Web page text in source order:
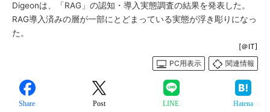
Digeonは、「RAG」の認知・導入実態調査の結果を発表した。
RAG導入済みの層が一部にとどまっている実態が浮き彫りになっ
た。
[＠IT]
PC用表示
関連情報
Share Post LINE Hatena